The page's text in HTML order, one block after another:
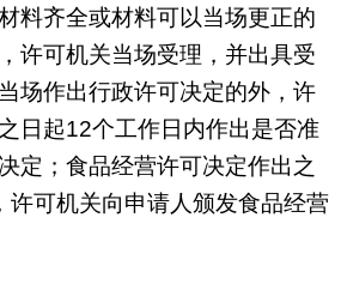
料齐全或材料可以当场更正的
许可机关当场受理，并出具受
场作出行政许可决定的外，许
日起12个工作日内作出是否准
定；食品经营许可决定作出之
许可机关向申请人颁发食品经营